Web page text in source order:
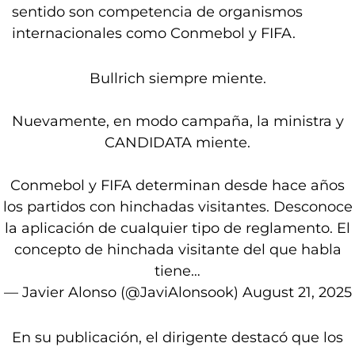
sentido son competencia de organismos
internacionales como Conmebol y FIFA.
Bullrich siempre miente.
Nuevamente, en modo campaña, la ministra y
CANDIDATA miente.
Conmebol y FIFA determinan desde hace años
los partidos con hinchadas visitantes. Desconoce
la aplicación de cualquier tipo de reglamento. El
concepto de hinchada visitante del que habla
tiene…
— Javier Alonso (@JaviAlonsook) August 21, 2025
En su publicación, el dirigente destacó que los